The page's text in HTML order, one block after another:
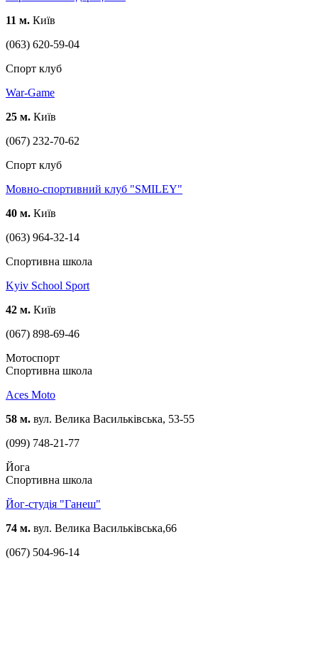
11 м. Київ
(063) 620-59-04
Спорт клуб
War-Game
25 м. Київ
(067) 232-70-62
Спорт клуб
Мовно-спортивний клуб "SMILEY"
40 м. Київ
(063) 964-32-14
Спортивна школа
Kyiv School Sport
42 м. Київ
(067) 898-69-46
Мотоспорт
Спортивна школа
Aces Moto
58 м. вул. Велика Васильківська, 53-55
(099) 748-21-77
Йога
Спортивна школа
Йог-студія "Ганеш"
74 м. вул. Велика Васильківська,66
(067) 504-96-14